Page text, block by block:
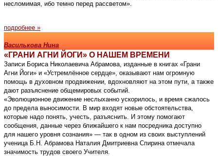
несломимая, ибо темно перед рассветом».
подробнее »
Василькова Нина
«ГРАНИ АГНИ ЙОГИ» О НАШЕМ ВРЕМЕНИ
Записи Бориса Николаевича Абрамова, изданные в книгах «Грани
Агни Йоги» и «Устремлённое сердце», оказывают нам огромную
помощь в духовном продвижении, вдохновляют на этом пути, а также
дают разъяснение общемировых событий.
«Эволюционное движение неслыханно ускорилось, и время сжалось
до предела выносимости. В мир входят новые обстоятельства,
которые надо понять, учесть, разъяснить. И этому помогают
сообщения, данные через ближайшего к нам посредника доступно
для нашего уровня сознания» — так в одном из своих выступлений
ученица Б.Н. Абрамова Наталия Дмитриевна Спирина отмечала
значимость трудов своего Учителя.